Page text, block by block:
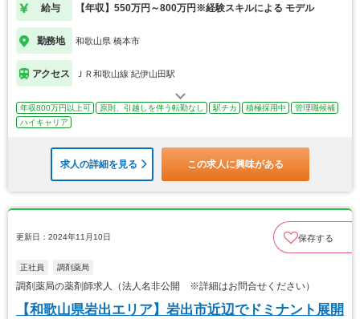
給与 【年収】550万円～800万円※経験スキルによる モデル
勤務地 和歌山県 橋本市
アクセス ＪＲ和歌山線 紀伊山田駅
年収800万円以上可 原則、引越しを伴う転勤なし 駅チカ 積極採用中
管理職候補
ハイキャリア
求人の詳細を見る この求人に興味がある
更新日：2024年11月10日 保存する
正社員 調剤薬局
調剤薬局の薬剤師求人（法人名非公開 ※詳細はお問合せください）
【和歌山県岩出エリア】岩出市近辺でドミナント展開